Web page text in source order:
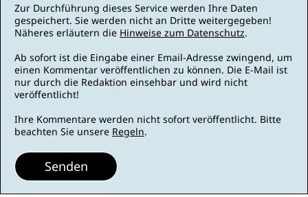
Zur Durchführung dieses Service werden Ihre Daten
gespeichert. Sie werden nicht an Dritte weitergegeben!
Näheres erläutern die Hinweise zum Datenschutz.
Ab sofort ist die Eingabe einer Email-Adresse zwingend, um
einen Kommentar veröffentlichen zu können. Die E-Mail ist
nur durch die Redaktion einsehbar und wird nicht
veröffentlicht!
Ihre Kommentare werden nicht sofort veröffentlicht. Bitte
beachten Sie unsere Regeln.
Senden